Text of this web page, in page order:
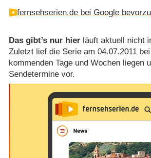
fernsehserien.de bei Google
Das gibt’s nur hierläuft aktuell nicht
Zuletzt lief die Serie am 04.07.2011
kommenden Tage und Wochen liegen
Sendetermine vor.